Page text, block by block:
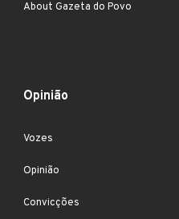
About Gazeta do Povo
Opinião
Vozes
Opinião
Convicções